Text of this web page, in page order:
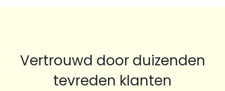
Vertrouwd door duizenden
tevreden klanten